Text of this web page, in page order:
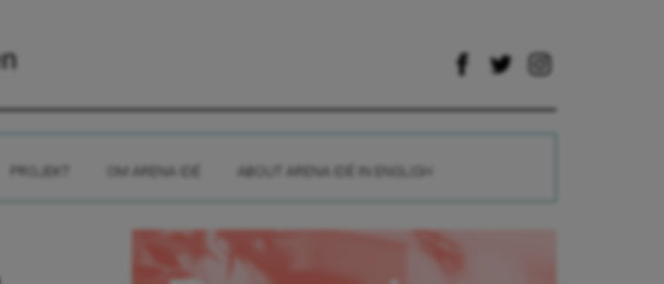
PROJEKT OM ARENA IDÉ ABOUT ARENA IDÉ IN ENGLISH